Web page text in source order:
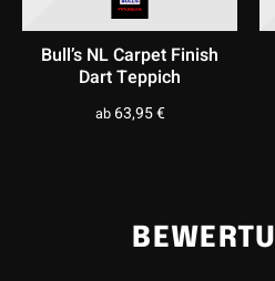
Bull’s NL Carpet Finish
Dart Teppich
ab 63,95€